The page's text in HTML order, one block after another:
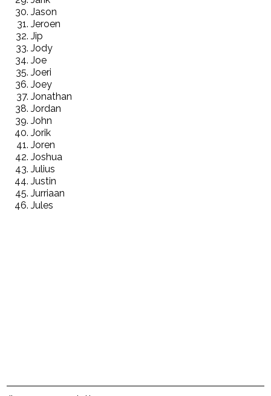
Jason
Jeroen
Jip
Jody
Joe
Joeri
Joey
Jonathan
Jordan
John
Jorik
Joren
Joshua
Julius
Justin
Jurriaan
Jules